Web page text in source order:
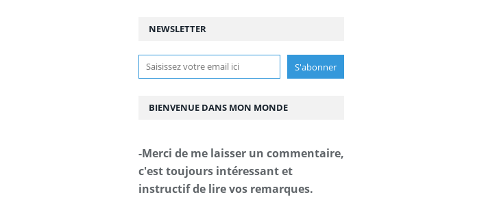
NEWSLETTER
BIENVENUE DANS MON MONDE
-Merci de me laisser un commentaire,
c'est toujours intéressant et
instructif de lire vos remarques.